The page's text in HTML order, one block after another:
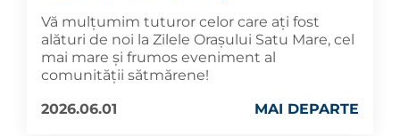
Vă mulțumim tuturor celor care ați fost
alături de noi la Zilele Orașului Satu Mare, cel
mai mare și frumos eveniment al
comunității sătmărene!
2026.06.01
MAI DEPARTE